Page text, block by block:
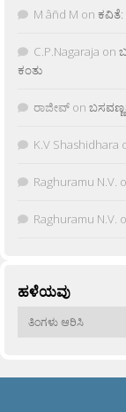
M âñd M on
C.P.Nagaraja on
ಕಂತು
ರಾಜೀವ್ on
K.V Shashidhara
Raghuramu N.V.
Raghuramu N.V.
ಹಳೆಯವು
ಹಳೆಯವು